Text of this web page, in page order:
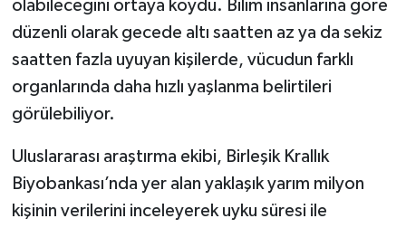
olabileceğini ortaya koydu. Bilim insanlarına göre
düzenli olarak gecede altı saatten az ya da sekiz
saatten fazla uyuyan kişilerde, vücudun farklı
organlarında daha hızlı yaşlanma belirtileri
görülebiliyor.
Uluslararası araştırma ekibi, Birleşik Krallık
Biyobankası’nda yer alan yaklaşık yarım milyon
kişinin verilerini inceleyerek uyku süresi ile